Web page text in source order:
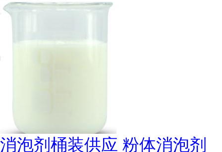
消泡剂桶装供应 粉体消泡剂